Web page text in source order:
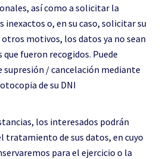
así como a solicitar la
o, en su caso, solicitar su
motivos, los datos ya no sean
fueron recogidos. Puede
supresión / cancelación mediante
de su DNI
los interesados podrán
de sus datos, en cuyo
para el ejercicio o la